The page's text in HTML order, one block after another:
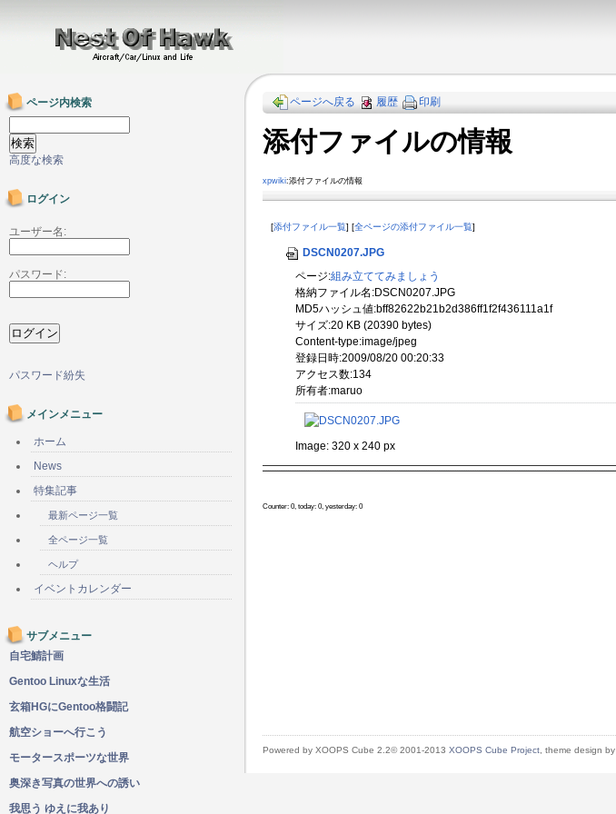
ページへ戻る 履歴 印刷
添付ファイルの情報
xpwiki:添付ファイルの情報
[添付ファイル一覧] [全ページの添付ファイル一覧]
DSCN0207.JPG
ページ:組み立ててみましょう
格納ファイル名:DSCN0207.JPG
MD5ハッシュ値:bff82622b21b2d386ff1f2f436111a1f
サイズ:20 KB (20390 bytes)
Content-type:image/jpeg
登録日時:2009/08/20 00:20:33
アクセス数:134
所有者:maruo
Image: 320 x 240 px
Counter: 0, today: 0, yesterday: 0
Powered by XOOPS Cube 2.2© 2001-2013 XOOPS Cube Project, theme design by
ページ内検索
高度な検索
ログイン
ユーザー名:
パスワード:
パスワード紛失
メインメニュー
ホーム
News
特集記事
最新ページ一覧
全ページ一覧
ヘルプ
イベントカレンダー
サブメニュー
自宅鯖計画
Gentoo Linuxな生活
玄箱HGにGentoo格闘記
航空ショーへ行こう
モータースポーツな世界
奥深き写真の世界への誘い
我思う ゆえに我あり